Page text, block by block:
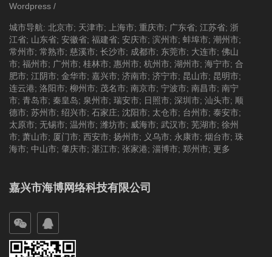
Wordpress /
城市导航: 北京市; 天津市; 上海市; 重庆市; 广东省; 江苏省; 浙
江省; 山东省; 安徽省; 福建省; 安庆市; 滨州市; 蚌埠市; 潮州市;
常州市; 常熟市; 慈溪市; 长沙市; 成都市; 东莞市; 大连市; 佛山
市; 福州市; 广州市; 桂林市; 惠州市; 杭州市; 湖州市; 海宁市; 合
肥市; 江阴市; 金华市; 嘉兴市; 济南市; 济宁市; 昆山市; 昆明市;
连云港; 洛阳市; 柳州市; 茂名市; 南京市; 宁波市; 南昌市; 南宁
市; 青岛市; 秦皇岛; 泉州市; 瑞安市; 日照市; 深圳市; 汕头市; 顺
德市; 苏州市; 绍兴市; 石家庄; 沈阳市; 太仓市; 台州市; 泰安市;
太原市; 无锡市; 温州市; 潍坊市; 威海市; 武汉市; 芜湖市; 徐州
市; 萧山市; 厦门市; 西安市; 扬州市; 义乌市; 永康市; 烟台市; 珠
海市; 中山市; 肇庆市; 湛江市; 张家港; 淄博市; 郑州市; 更多
嘉兴市海博网络科技有限公司